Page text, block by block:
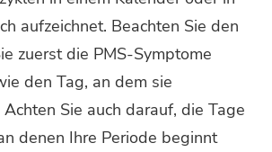
aufzeichnet. Beachten Sie den
zuerst die PMS-Symptome
den Tag, an dem sie
Sie auch darauf, die Tage
denen Ihre Periode beginnt